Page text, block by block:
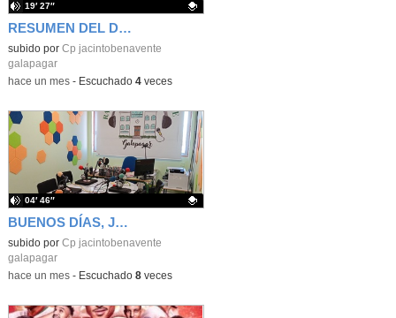
RESUMEN DEL DÍA MUNDIAL DE LA RADIO Y LA I.A. PROGRAMA COLABORATIVO
Contenido educativo.
subido por Cp jacintobenavente
galapagar
19′ 27″
-hace un mes- Escuchado 4veces
BUENOS DÍAS, JACINTO BENAVENTE: viernes, 19 de junio de 2026
Contenido educativo.
subido por Cp jacintobenavente
galapagar
04′ 46″
-hace un mes- Escuchado 8veces